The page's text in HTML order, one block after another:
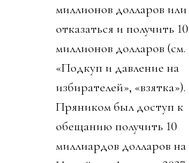
миллионов долларов или
отказаться и получить 10
миллионов долларов (см.
«Подкуп и давление на
избирателей», «взятка»).
Пряником был доступ к
обещанию получить 10
миллиардов долларов на